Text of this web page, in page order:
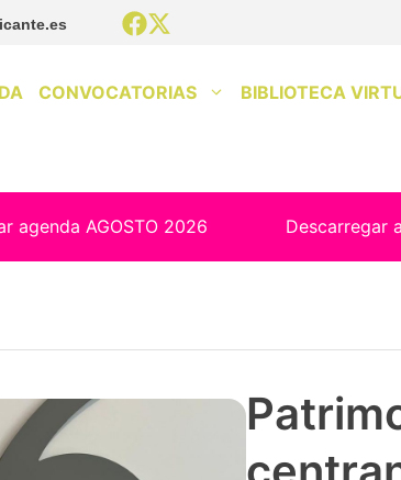
CONVOCATORIAS BIBLIOTECA
agenda AGOSTO 2026 Descarregar